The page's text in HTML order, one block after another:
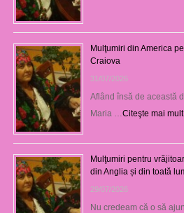
Mulţumiri din America
Craiova
31/07/2026
Aflând însă de această
Maria … Citeşte mai
Mulţumiri pentru
din Anglia și din toată
29/07/2026
Nu credeam că o să